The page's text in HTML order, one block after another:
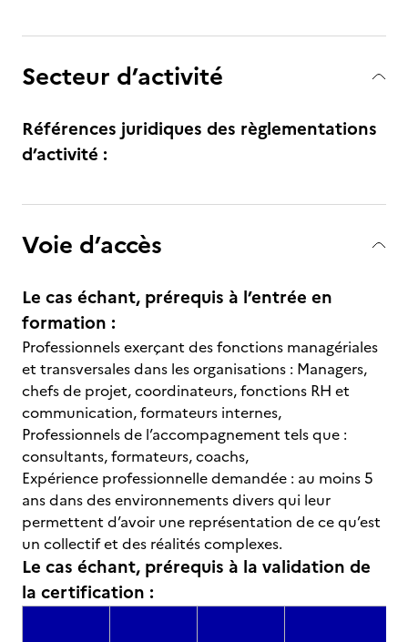
Secteur d’activité
Références juridiques des règlementations
d’activité :
Voie d’accès
Le cas échant, prérequis à l’entrée en
formation :
Professionnels exerçant des fonctions managériales
et transversales dans les organisations : Managers,
chefs de projet, coordinateurs, fonctions RH et
communication, formateurs internes,
Professionnels de l’accompagnement tels que :
consultants, formateurs, coachs,
Expérience professionnelle demandée : au moins 5
ans dans des environnements divers qui leur
permettent d’avoir une représentation de ce qu’est
un collectif et des réalités complexes.
Le cas échant, prérequis à la validation de
la certification :